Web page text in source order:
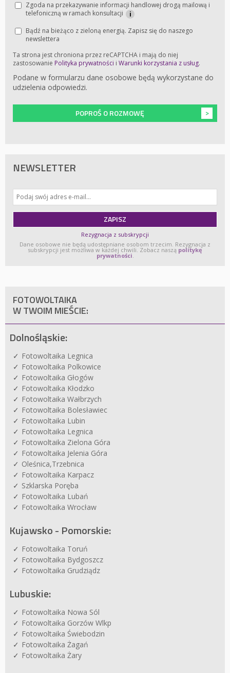
Zgoda na przekazywanie informacji handlowej drogą mailową i
telefoniczną w ramach konsultacji
i
Bądź na bieżąco z zieloną energią. Zapisz się do naszego
newslettera
Ta strona jest chroniona przez reCAPTCHA i mają do niej
zastosowanie Polityka prywatności i Warunki korzystania z usług.
Podane w formularzu dane osobowe będą wykorzystane do
udzielenia odpowiedzi.
POPROŚ O ROZMOWĘ
NEWSLETTER
Rezygnacja z subskrypcji
Dane osobowe nie będą udostępniane osobom trzecim. Rezygnacja z
subskrypcji jest możliwa w każdej chwili. Zobacz naszą politykę
prywatności
FOTOWOLTAIKA
W TWOIM MIEŚCIE:
Dolnośląskie:
Fotowoltaika Legnica
Fotowoltaika Polkowice
Fotowoltaika Głogów
Fotowoltaika Kłodzko
Fotowoltaika Wałbrzych
Fotowoltaika Bolesławiec
Fotowoltaika Lubin
Fotowoltaika Legnica
Fotowoltaika Zielona Góra
Fotowoltaika Jelenia Góra
Oleśnica,Trzebnica
Fotowoltaika Karpacz
Szklarska Poręba
Fotowoltaika Lubań
Fotowoltaika Wrocław
Kujawsko - Pomorskie:
Fotowoltaika Toruń
Fotowoltaika Bydgoszcz
Fotowoltaika Grudziądz
Lubuskie:
Fotowoltaika Nowa Sól
Fotowoltaika Gorzów Wlkp
Fotowoltaika Świebodzin
Fotowoltaika Żagań
Fotowoltaika Żary